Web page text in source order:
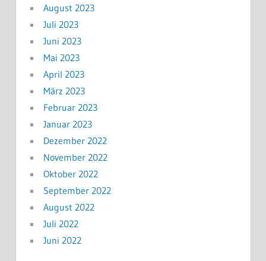
August 2023
Juli 2023
Juni 2023
Mai 2023
April 2023
März 2023
Februar 2023
Januar 2023
Dezember 2022
November 2022
Oktober 2022
September 2022
August 2022
Juli 2022
Juni 2022